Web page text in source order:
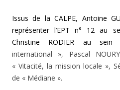
Issus de la CALPE, Antoine
représenter l’EPT n° 12 au
Christine RODIER au sein
international », Pascal
« Vitacité, la mission locale »,
de « Médiane ».